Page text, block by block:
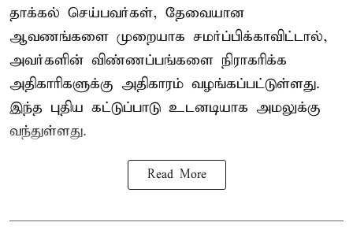
தாக்கல் செய்பவர்கள், தேவையான
ஆவணங்களை முறையாக சமர்ப்பிக்காவிட்டால்,
அவர்களின் விண்ணப்பங்களை நிராகரிக்க
அதிகாரிகளுக்கு அதிகாரம் வழங்கப்பட்டுள்ளது.
இந்த புதிய கட்டுப்பாடு உடனடியாக அமலுக்கு
வந்துள்ளது.
Read More